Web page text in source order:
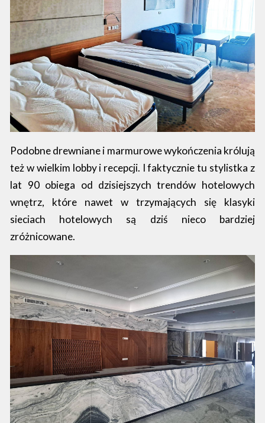
Podobne drewniane i marmurowe wykończenia królują
też w wielkim lobby i recepcji. I faktycznie tu stylistka z
lat 90 obiega od dzisiejszych trendów hotelowych
wnętrz, które nawet w trzymających się klasyki
sieciach hotelowych są dziś nieco bardziej
zróżnicowane.